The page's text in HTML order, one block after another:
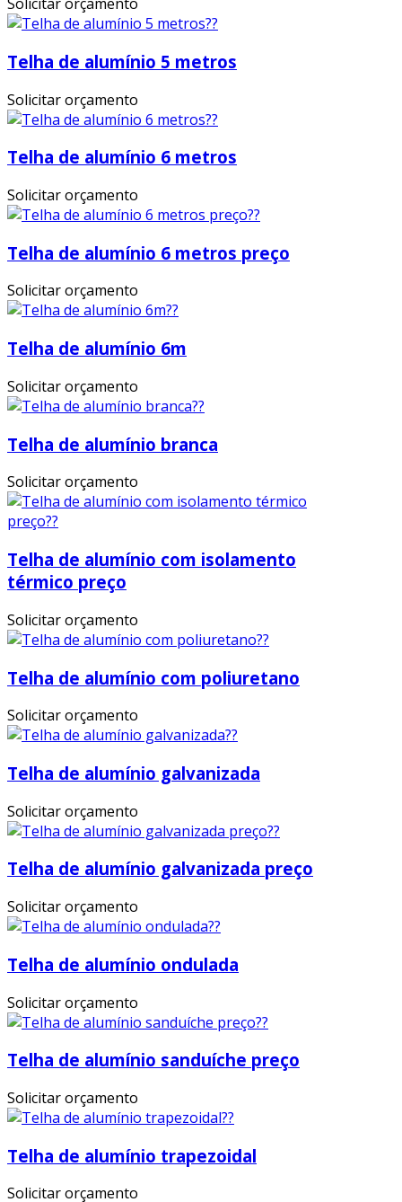
Telha de alumínio 5 metros
Solicitar orçamento
Telha de alumínio 6 metros
Solicitar orçamento
Telha de alumínio 6 metros preço
Solicitar orçamento
Telha de alumínio 6m
Solicitar orçamento
Telha de alumínio branca
Solicitar orçamento
Telha de alumínio com isolamento
térmico preço
Solicitar orçamento
Telha de alumínio com poliuretano
Solicitar orçamento
Telha de alumínio galvanizada
Solicitar orçamento
Telha de alumínio galvanizada preço
Solicitar orçamento
Telha de alumínio ondulada
Solicitar orçamento
Telha de alumínio sanduíche preço
Solicitar orçamento
Telha de alumínio trapezoidal
Solicitar orçamento